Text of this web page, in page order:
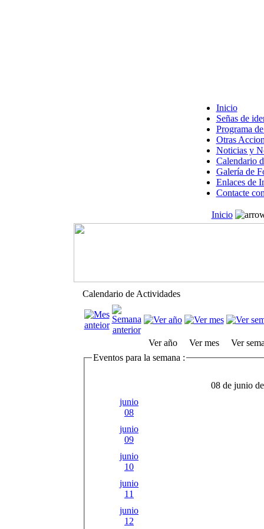
Inicio
Señas de
Programa
Otras
Noticias y
Calendario
Galería de
Enlaces de
Contacte
Inicio
Calendario de Actividades
Ver año Ver mes
Ver
Eventos para la semana :
08 de junio
junio
08
junio
09
junio
10
junio
11
junio
12